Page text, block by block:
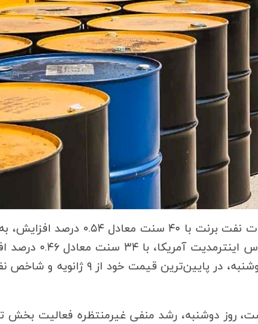
دلار و ۵۱ سنت در هر بشکه رسید. نفت برنت روز دوشنبه، در
روز دوشنبه، رشد منفی غیرمنتظره فعالیت بخش